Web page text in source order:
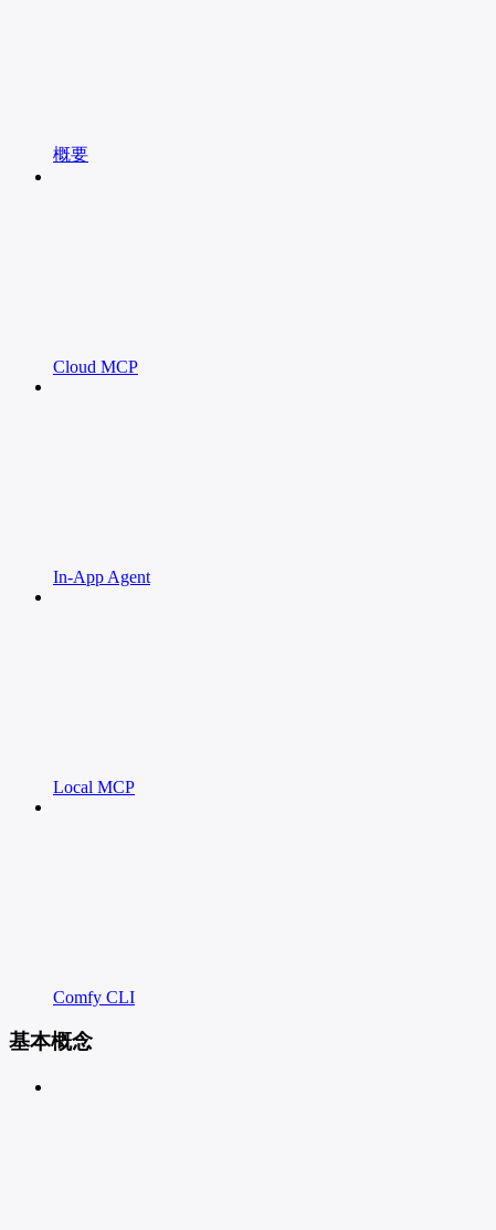
概要
Cloud MCP
In-App Agent
Local MCP
Comfy CLI
基本概念